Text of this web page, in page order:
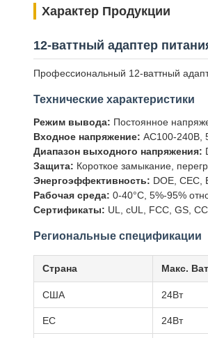
Характер Продукции
12-ваттный адаптер
Профессиональный 12-ваттный
Технические характеристики
Режим вывода: Постоянное
Входное напряжение: AC100-240В,
Диапазон выходного напряжения:
Защита: Короткое замыкание,
Энергоэффективность: DOE, CEC,
Рабочая среда: 0-40°C, 5%-95%
Сертификаты: UL, cUL, FCC, GS,
Региональные спецификации
Страна Макс.
США 24Вт
ЕС 24Вт